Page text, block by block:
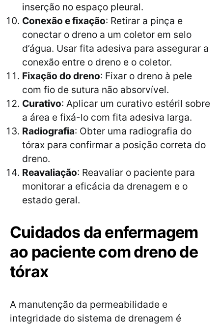
inserção no espaço pleural.
Conexão e fixação: Retirar a pinça e
conectar o dreno a um coletor em selo
d’água. Usar fita adesiva para assegurar a
conexão entre o dreno e o coletor.
Fixação do dreno: Fixar o dreno à pele
com fio de sutura não absorvível.
Curativo: Aplicar um curativo estéril sobre
a área e fixá-lo com fita adesiva larga.
Radiografia: Obter uma radiografia do
tórax para confirmar a posição correta do
dreno.
Reavaliação: Reavaliar o paciente para
monitorar a eficácia da drenagem e o
estado geral.
Cuidados da enfermagem
ao paciente com dreno de
tórax
A manutenção da permeabilidade e
integridade do sistema de drenagem é